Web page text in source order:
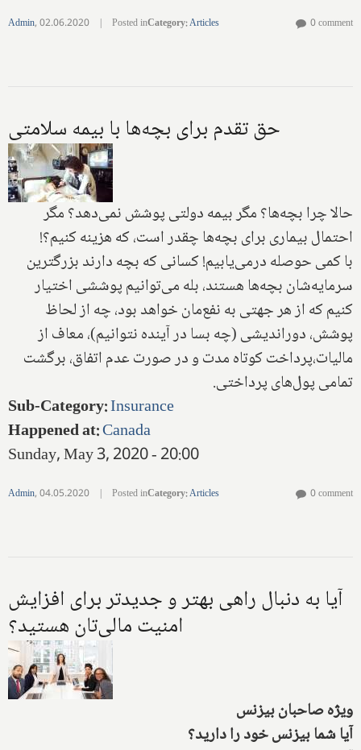
Admin,02.06.2020 | Posted inCategory:Articles 0 comment
حق تقدم برای بچه‌ها با بیمه سلامتی
حالا چرا بچه‌ها‌؟ مگر بیمه دولتی پوشش نمی‌دهد؟ مگر
احتمال بیماری برای بچه‌ها چقدر است، که هزینه کنیم؟!
با کمی حوصله درمی‌یابیم! کسانی که بچه دارند بزرگترین
سرمایه‌شان بچه‌ها هستند، بله می‌توانیم‌ پوششی اختیار
کنیم که از هر جهتی به نفع‌مان خواهد بود، چه از لحاظ
پوشش، دور‌اندیشی (‌چه بسا در آینده نتوانیم‌)، معاف از
مالیات،پرداخت کوتاه مدت و در صورت عدم اتفاق، برگشت
تمامی پول‌های پرداختی.
Sub-Category:Insurance
Happened at:Canada
Sunday, May 3, 2020 - 20:00
Admin,04.05.2020 | Posted inCategory:Articles 0 comment
آیا به دنبال راهی بهتر و جدیدتر برای افزایش
امنیت مالی‌تان هستید؟
ویژه صاحبان بیزنس
آیا شما بیزنس خود را دارید؟